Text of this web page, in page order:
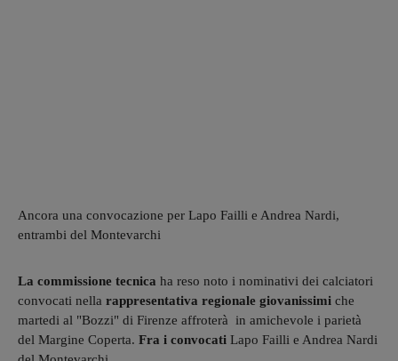
Ancora una convocazione per Lapo Failli e Andrea Nardi,
entrambi del Montevarchi
La commissione tecnica ha reso noto i nominativi dei calciatori
convocati nella rappresentativa regionale giovanissimi che
martedi al "Bozzi" di Firenze affroterà in amichevole i parietà
del Margine Coperta. Fra i convocati Lapo Failli e Andrea Nardi